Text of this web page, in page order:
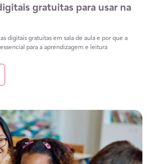
gratuitas para usar na
digitais gratuitas em sala de aula e por que a
para a aprendizagem e leitura